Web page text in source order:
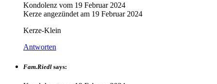
Kondolenz vom 19 Februar 2024
Kerze angezündet am 19 Februar 2024
Kerze-Klein
Antworten
Fam.Riedl says: